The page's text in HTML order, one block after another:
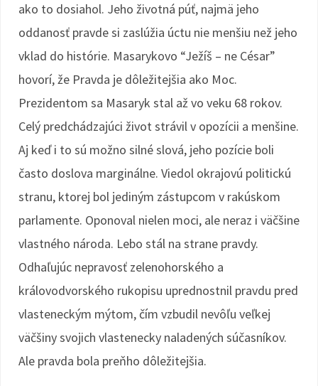
ako to dosiahol. Jeho životná púť, najmä jeho
oddanosť pravde si zaslúžia úctu nie menšiu než jeho
vklad do histórie. Masarykovo “Ježíš – ne César”
hovorí, že Pravda je dôležitejšia ako Moc.
Prezidentom sa Masaryk stal až vo veku 68 rokov.
Celý predchádzajúci život strávil v opozícii a menšine.
Aj keď i to sú možno silné slová, jeho pozície boli
často doslova marginálne. Viedol okrajovú politickú
stranu, ktorej bol jediným zástupcom v rakúskom
parlamente. Oponoval nielen moci, ale neraz i väčšine
vlastného národa. Lebo stál na strane pravdy.
Odhaľujúc nepravosť zelenohorského a
královodvorského rukopisu uprednostnil pravdu pred
vlasteneckým mýtom, čím vzbudil nevôľu veľkej
väčšiny svojich vlastenecky naladených súčasníkov.
Ale pravda bola preňho dôležitejšia.